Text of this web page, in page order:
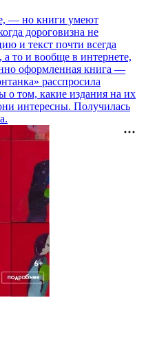
— но книги умеют
дороговизна не
и текст почти всегда
то и вообще в интернете,
оформленная книга —
расспросила
о том, какие издания на их
интересны. Получилась